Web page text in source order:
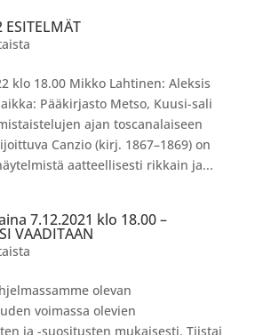
ESITELMÄT
klo 18.00 Mikko Lahtinen: Aleksis
Pääkirjasto Metso, Kuusi-sali
ajan toscanalaiseen
Canzio (kirj. 1867–1869) on
aatteellisesti rikkain ja...
7.12.2021 klo 18.00 –
VAADITAAN
olevan
voimassa olevien
ja -suositusten mukaisesti. Tiistai